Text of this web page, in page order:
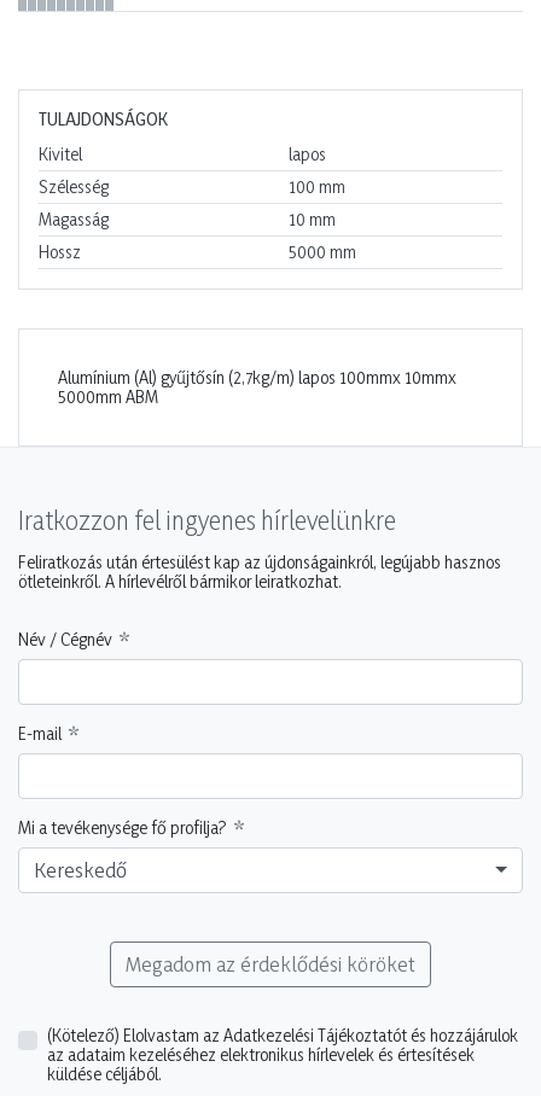
TULAJDONSÁGOK
Kivitel
lapos
Szélesség
100 mm
Magasság
10 mm
Hossz
5000 mm
Alumínium (Al) gyűjtősín (2,7kg/m) lapos 100mmx 10mmx
5000mm ABM
Iratkozzon fel ingyenes hírlevelünkre
Feliratkozás után értesülést kap az újdonságainkról, legújabb hasznos
ötleteinkről. A hírlevélről bármikor leiratkozhat.
Név / Cégnév
E-mail
Mi a tevékenysége fő profilja?
Kereskedő
Megadom az érdeklődési köröket
(Kötelező) Elolvastam az Adatkezelési Tájékoztatót és hozzájárulok
az adataim kezeléséhez elektronikus hírlevelek és értesítések
küldése céljából.